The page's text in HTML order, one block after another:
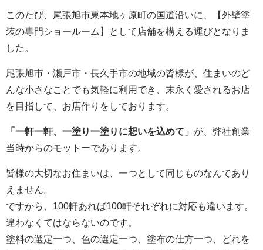
このたび、尾張旭市東本地ヶ原町の国道沿いに、【外壁塗
装の専門ショールーム】として店舗を構える運びとなりま
した。
尾張旭市・瀬戸市・長久手市の地域の皆様が、住まいのど
んな小さなことでも気軽に利用でき、末永く愛されるお店
を目指して、お店作りをしております。
「一軒一軒、一塗り一塗りに想いを込めて」 が、弊社創業
当時からのモットーであります。
皆様の大切なお住まいは、一つとして同じものなんてあり
えません。
ですから、100軒あれば100軒それぞれに対応も違います。
違わなくてはならないのです。
塗料の選定一つ、色の選定一つ、塗布の仕方一つ、どれを